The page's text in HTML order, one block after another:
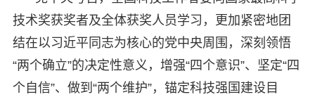
技术奖获奖者及全体获奖人员学习，更加紧密地团
结在以习近平同志为核心的党中央周围，深刻领悟
“两个确立”的决定性意义，增强“四个意识”、坚定“四
个自信”、做到“两个维护”，锚定科技强国建设目